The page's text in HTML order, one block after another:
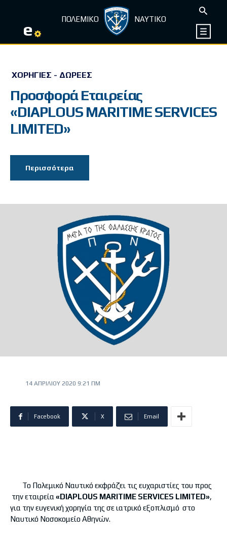
e ΠΟΛΕΜΙΚΟ ΝΑΥΤΙΚΟ
ΧΟΡΗΓΊΕΣ - ΔΩΡΕΈΣ
Προσφορά Εταιρείας
«DIAPLOUS MARITIME SERVICES
LIMITED»
Περισσότερα
14 ΑΠΡΙΛΊΟΥ 2020 9:21 ΠΜ
Facebook X Email
Το Πολεμικό Ναυτικό εκφράζει τις ευχαριστίες του προς
την εταιρεία«DIAPLOUS MARITIME SERVICES LIMITED»,
για την ευγενική χορηγία της σε ιατρικό εξοπλισμό στο
Ναυτικό Νοσοκομείο Αθηνών.